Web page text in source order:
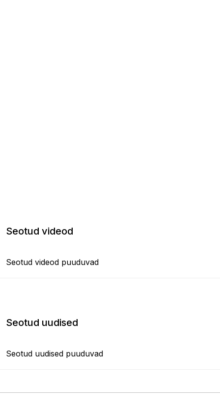
Seotud videod
Seotud videod puuduvad
Seotud uudised
Seotud uudised puuduvad